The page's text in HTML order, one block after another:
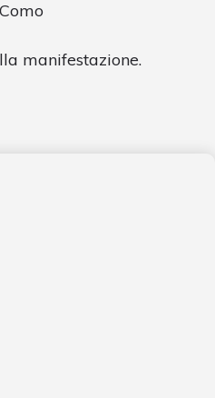
manifestazione.